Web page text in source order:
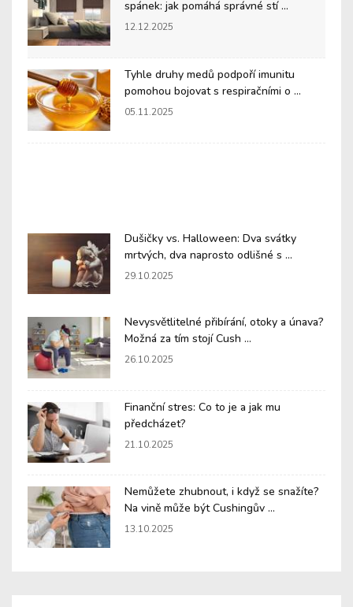
spánek: jak pomáhá správné stí ...
12.12.2025
Tyhle druhy medů podpoří imunitu
pomohou bojovat s respiračními o ...
05.11.2025
Dušičky vs. Halloween: Dva svátky
mrtvých, dva naprosto odlišné s ...
29.10.2025
Nevysvětlitelné přibírání, otoky a únava?
Možná za tím stojí Cush ...
26.10.2025
Finanční stres: Co to je a jak mu
předcházet?
21.10.2025
Nemůžete zhubnout, i když se snažíte?
Na vině může být Cushingův ...
13.10.2025